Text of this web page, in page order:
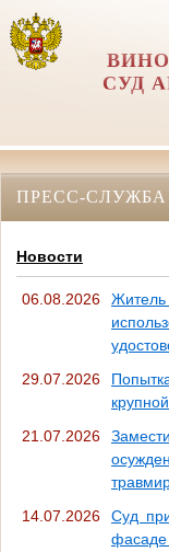
СУД
ПРЕСС-СЛУЖБА
Новости
06.08.2026
29.07.2026
21.07.2026
14.07.2026
Суд